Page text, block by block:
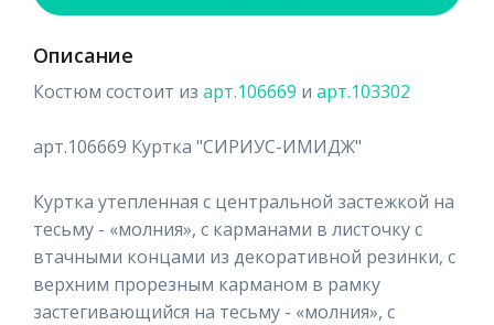
Описание
Костюм состоит из арт.106669 и арт.103302
арт.106669 Куртка "СИРИУС-ИМИДЖ"
Куртка утепленная с центральной застежкой на
тесьму - «молния», с карманами в листочку с
втачными концами из декоративной резинки, с
верхним прорезным карманом в рамку
застегивающийся на тесьму - «молния», с